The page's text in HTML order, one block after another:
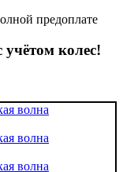
предоплате
колес!